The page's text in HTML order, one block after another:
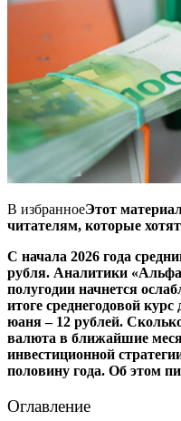
В избранноеЭтот
читателям, которые
С начала 2026 года
рубля. Аналитики
полугодии начнется
итоге среднегодовой
юаня – 12 рублей.
валюта в ближайшие
инвестиционной
половину года. Об этом
Оглавление